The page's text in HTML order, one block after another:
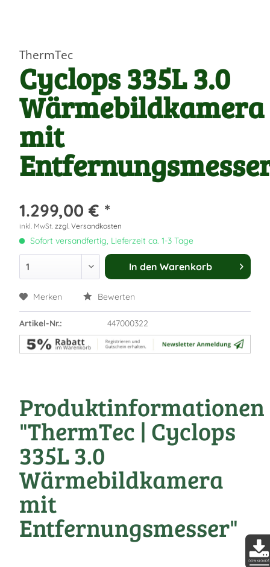
ThermTec
Cyclops 335L 3.0
Wärmebildkamera
mit
1.299,00 € *
inkl. MwSt. zzgl. Versandkosten
Sofort versandfertig, Lieferzeit ca. 1-3 Tage
In den Warenkorb
Merken Bewerten
Artikel-Nr.: 447000322
Produktinformationen
"ThermTec | Cyclops
335L 3.0
Wärmebildkamera
mit
Entfernungsmesser"